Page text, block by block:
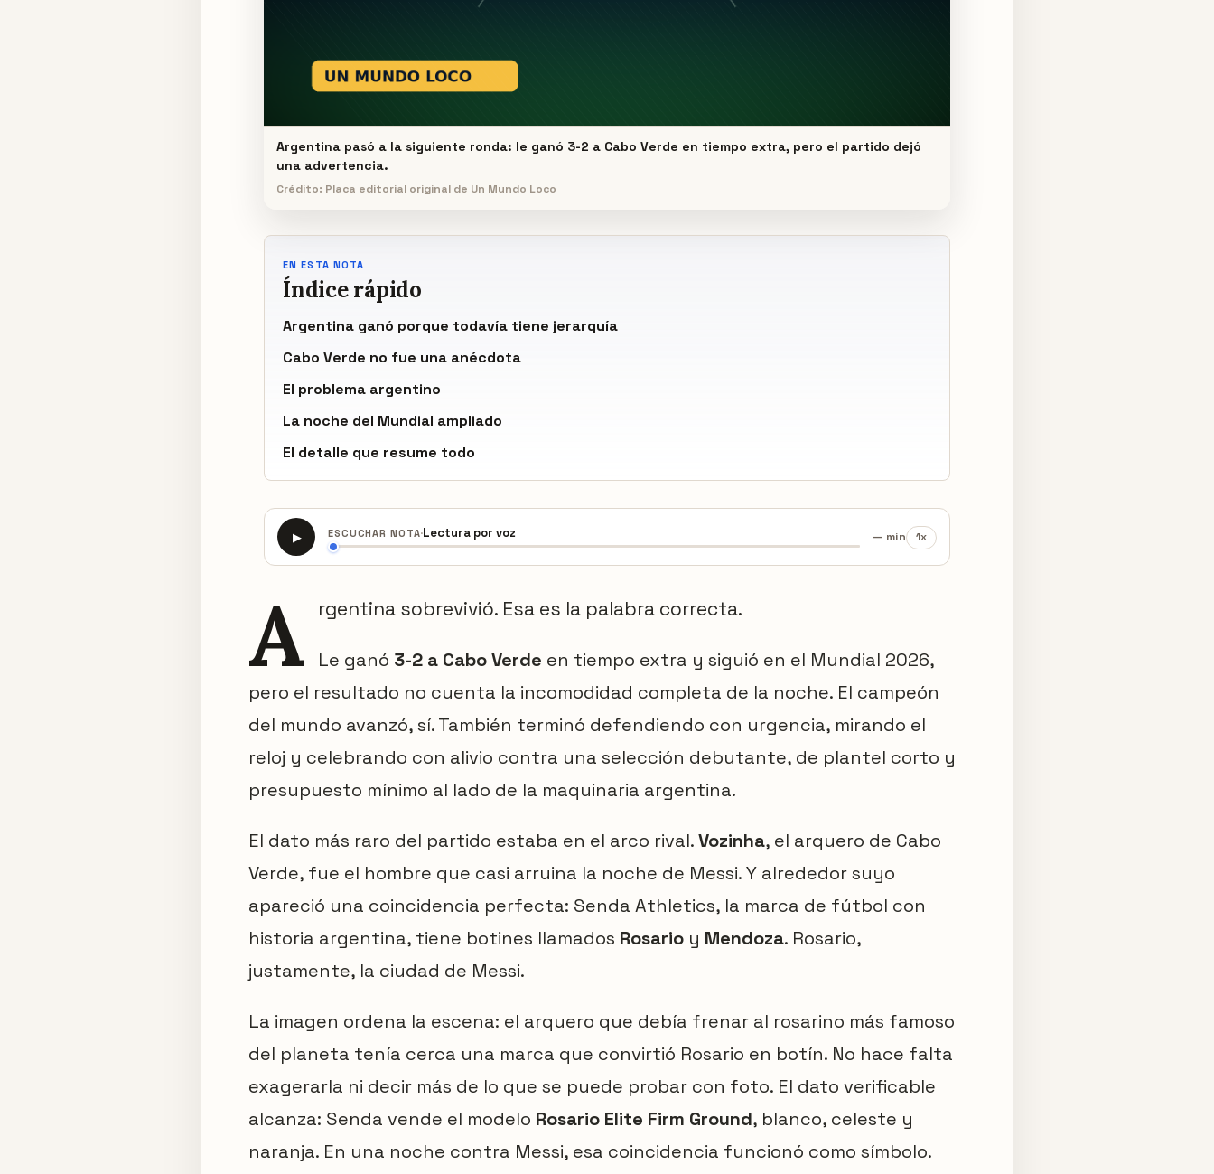
Argentina pasó a la siguiente ronda: le ganó 3-2 a Cabo Verde en tiempo extra, pero el partido dejó
una advertencia.
Crédito: Placa editorial original de Un Mundo Loco
EN ESTA NOTA
Índice rápido
Argentina ganó porque todavía tiene jerarquía
Cabo Verde no fue una anécdota
El problema argentino
La noche del Mundial ampliado
El detalle que resume todo
▶ ESCUCHAR NOTA·Lectura por voz — min 1x
A rgentina sobrevivió. Esa es la palabra correcta.
Le ganó 3-2 a Cabo Verde en tiempo extra y siguió en el Mundial 2026,
pero el resultado no cuenta la incomodidad completa de la noche. El campeón
del mundo avanzó, sí. También terminó defendiendo con urgencia, mirando el
reloj y celebrando con alivio contra una selección debutante, de plantel corto y
presupuesto mínimo al lado de la maquinaria argentina.
El dato más raro del partido estaba en el arco rival.Vozinha, el arquero de Cabo
Verde, fue el hombre que casi arruina la noche de Messi. Y alrededor suyo
apareció una coincidencia perfecta: Senda Athletics, la marca de fútbol con
historia argentina, tiene botines llamados Rosario y Mendoza. Rosario,
justamente, la ciudad de Messi.
La imagen ordena la escena: el arquero que debía frenar al rosarino más famoso
del planeta tenía cerca una marca que convirtió Rosario en botín. No hace falta
exagerarla ni decir más de lo que se puede probar con foto. El dato verificable
alcanza: Senda vende el modelo Rosario Elite Firm Ground, blanco, celeste y
naranja. En una noche contra Messi, esa coincidencia funcionó como símbolo.